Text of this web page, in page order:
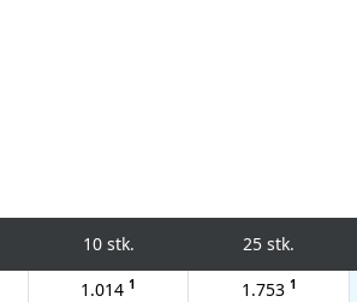
10 stk. 25 stk.
1.014 1 1.753 1